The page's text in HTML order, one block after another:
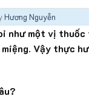
Hương Nguyễn
như một vị
Vậy thực